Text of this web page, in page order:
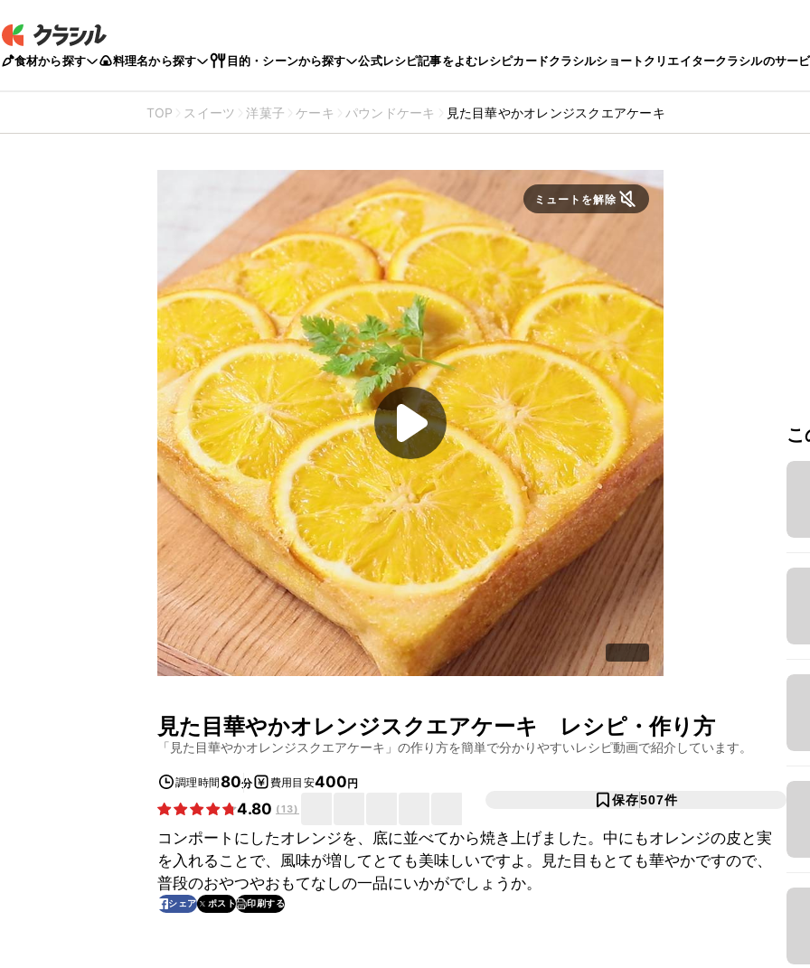
食材から探す 料理名から探す 目的・シーンから探す 公式レシピ記事をよむレシピカードクラシルショートクリエイタークラシルのサー
TOP スイーツ 洋菓子 ケーキ パウンドケーキ 見た目華やかオレンジスクエアケーキ
ミュートを解除
見た目華やかオレンジスクエアケーキ レシピ・作り方
「 見た目華やかオレンジスクエアケーキ 」の作り方を簡単で分かりやすいレシピ動画で紹介しています。
調理時間80分 費用目安400円
4.80 (13)
保存507件
コンポートにしたオレンジを、底に並べてから焼き上げました。中にもオレンジの皮と実
を入れることで、風味が増してとても美味しいですよ。見た目もとても華やかですので、
普段のおやつやおもてなしの一品にいかがでしょうか。
シェア ポスト 印刷する